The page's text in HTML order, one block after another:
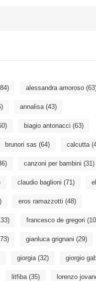
alessandra amoroso
annalisa(43)
biagio antonacci (63)
brunori sas (64) calcutta
canzoni per bambini (31)
claudio baglioni (71)
eros ramazzotti (48)
francesco de gregori
gianluca grignani (29)
giorgia(32) giorgio
litfiba(35) lorenzo